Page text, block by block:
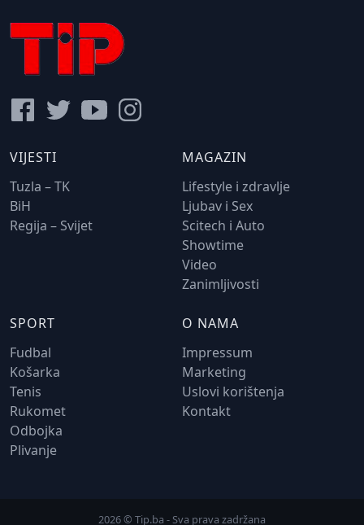
VIJESTI
Tuzla – TK
BiH
Regija – Svijet
MAGAZIN
Lifestyle i zdravlje
Ljubav i Sex
Scitech i Auto
Showtime
Video
Zanimljivosti
SPORT
Fudbal
Košarka
Tenis
Rukomet
Odbojka
Plivanje
O NAMA
Impressum
Marketing
Uslovi korištenja
Kontakt
2026 © Tip.ba - Sva prava zadržana